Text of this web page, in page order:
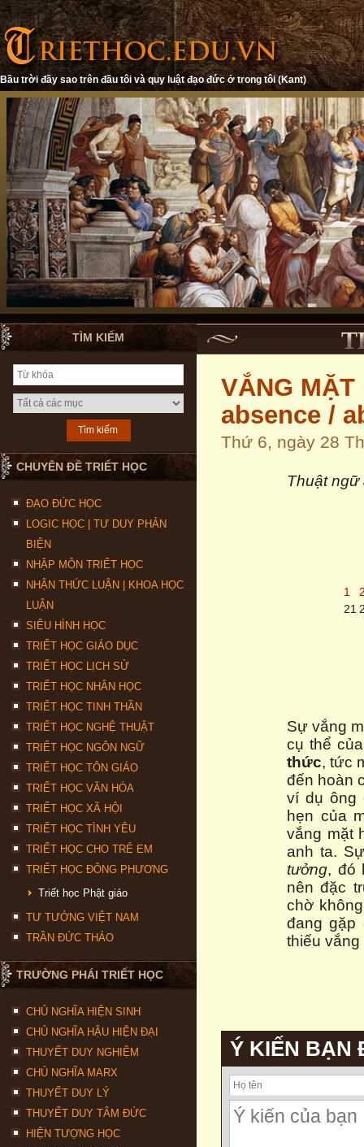
Bầu trời đầy sao trên đầu tôi và quy luật đạo đức ở trong tôi (Kant)
TÌM KIẾM
CHUYÊN ĐỀ TRIẾT HỌC
ĐẠO ĐỨC HỌC
LOGIC HỌC | TƯ DUY PHẢN
BIỆN
NHẬP MÔN TRIẾT HỌC
NHẬN THỨC LUẬN | KHOA HỌC
LUẬN
SIÊU HÌNH HỌC
TRIẾT HỌC GIÁO DỤC
TRIẾT HỌC LỊCH SỬ
TRIẾT HỌC NHÂN HỌC
TRIẾT HỌC TINH THẦN
TRIẾT HỌC NGHỆ THUẬT
TRIẾT HỌC NGÔN NGỮ
TRIẾT HỌC TÔN GIÁO
TRIẾT HỌC VĂN HÓA
TRIẾT HỌC XÃ HỘI
TRIẾT HỌC TÌNH YÊU
TRIẾT HỌC CHO TRẺ EM
TRIẾT HỌC ĐÔNG PHƯƠNG
Triết học Phật giáo
TƯ TƯỞNG VIỆT NAM
TRẦN ĐỨC THẢO
TRƯỜNG PHÁI TRIẾT HỌC
CHỦ NGHĨA HIỆN SINH
CHỦ NGHĨA HẬU HIỆN ĐẠI
THUYẾT DUY NGHIỆM
CHỦ NGHĨA MARX
THUYẾT DUY LÝ
THUYẾT DUY TÂM ĐỨC
HIỆN TƯỢNG HỌC
VẮNG
absence /
Thứ 6, ngày 28
Thuật ngữ
1
21
Sự vắng
cụ thể
thức, tức
đến hoàn
ví dụ ông
hẹn của
vắng mặt
anh ta.
tưởng, đó
nên đặc
chờ
đang gặp
thiếu
Ý KIẾN BẠN